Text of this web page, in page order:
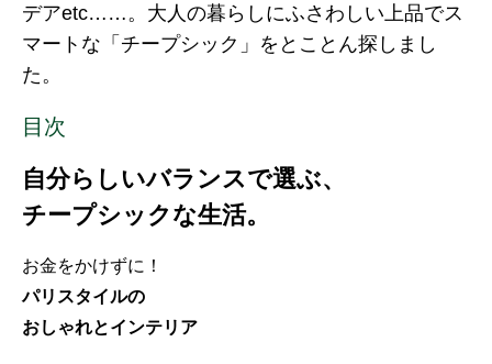
デアetc……。大人の暮らしにふさわしい上品でス
マートな「チープシック」をとことん探しまし
た。
目次
自分らしいバランスで選ぶ、
チープシックな生活。
お金をかけずに！
パリスタイルの
おしゃれとインテリア